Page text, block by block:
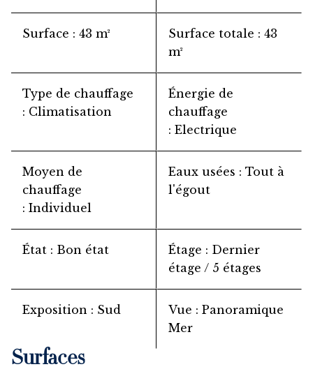
Surface 43 m² Surface totale
43
m²
Type de chauffage
Climatisation
Énergie de
chauffage
Electrique
Moyen de
chauffage
Individuel
Eaux usées
Tout à
l'égout
État Bon état Étage
Dernier
étage / 5 étages
Exposition Sud Vue
Panoramique
Mer
Surfaces